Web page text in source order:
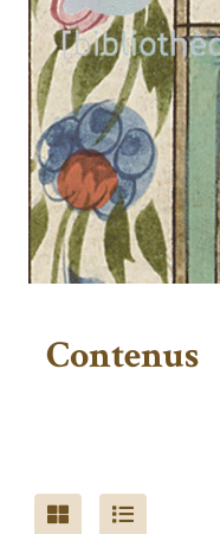
Contenus